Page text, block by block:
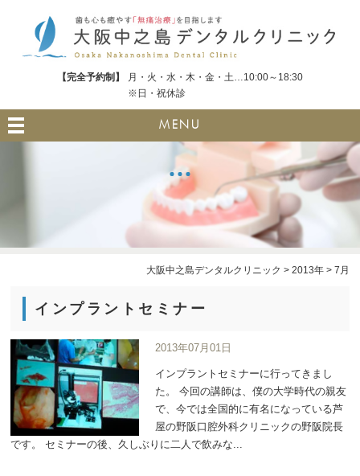
【完全予約制】
月・火・水・木・金・土…10:00～18:30
※日・祝休診
MENU
大阪中之島デンタルクリニック > 2013年> 7月
インプラントセミナー
2013年07月01日
インプラントセミナーに行ってきまし
た。 今回の講師は、僕の大学時代の親友
で、今では全国的に有名になっている芦
屋の野阪口腔外科クリニックの野阪院長
です。 セミナーの後、久しぶりに二人で飲みな...